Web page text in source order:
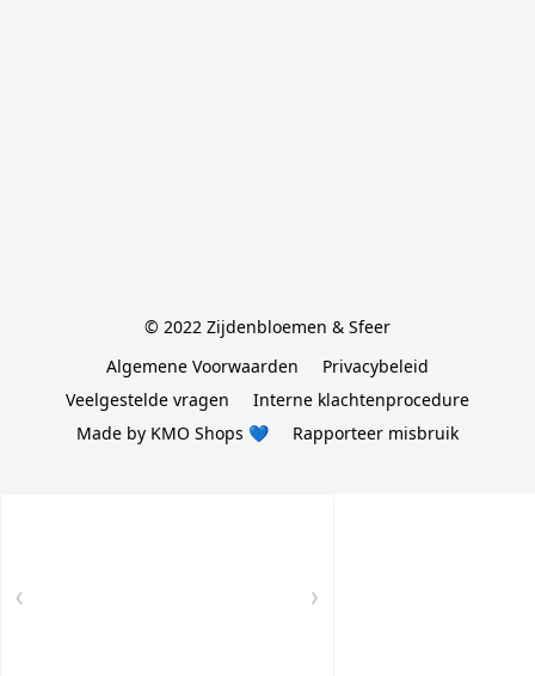
© 2022 Zijdenbloemen & Sfeer
Algemene Voorwaarden
Privacybeleid
Veelgestelde vragen
Interne klachtenprocedure
Made by KMO Shops 💙
Rapporteer misbruik